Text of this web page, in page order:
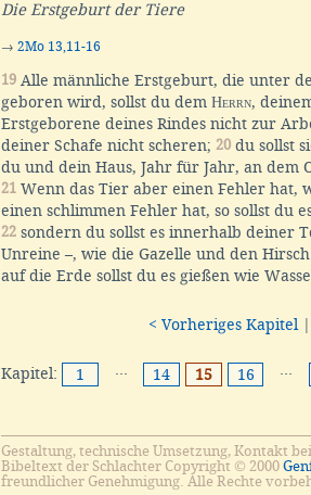
Die Erstgeburt der Tiere
→ 2Mo 13,11-16
19 Alle männliche Erstgeburt, die unter
geboren wird, sollst du dem Herrn,
Erstgeborene deines Rindes nicht zur
deiner Schafe nicht scheren; 20 du sollst
du und dein Haus, Jahr für Jahr, an dem
21 Wenn das Tier aber einen Fehler hat,
einen schlimmen Fehler hat, so sollst du
22 sondern du sollst es innerhalb deiner
Unreine –, wie die Gazelle und den Hirsch.
auf die Erde sollst du es gießen wie
< Vorheriges Kapitel
Kapitel: 1 ··· 14 15 16 ···
Gestaltung, technische Umsetzung, Kontakt
Bibeltext der Schlachter Copyright © 2000
freundlicher Genehmigung. Alle Rechte